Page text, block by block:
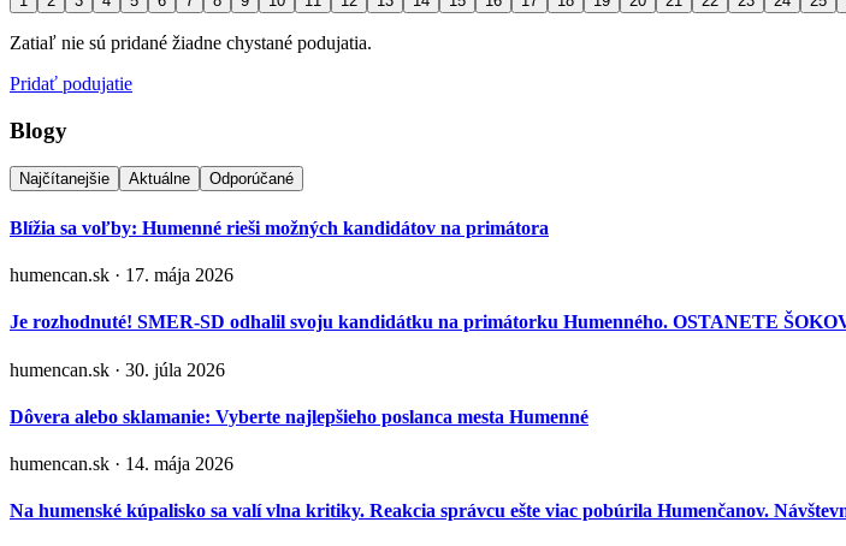
Zatiaľ nie sú pridané žiadne chystané podujatia.
Pridať podujatie
Blogy
Najčítanejšie Aktuálne Odporúčané
Blížia sa voľby: Humenné rieši možných kandidátov na primátora
humencan.sk · 17. mája 2026
Je rozhodnuté! SMER-SD odhalil svoju kandidátku na primátorku Humenného. OSTANETE
humencan.sk · 30. júla 2026
Dôvera alebo sklamanie: Vyberte najlepšieho poslanca mesta Humenné
humencan.sk · 14. mája 2026
Na humenské kúpalisko sa valí vlna kritiky. Reakcia správcu ešte viac pobúrila Humenčanov.